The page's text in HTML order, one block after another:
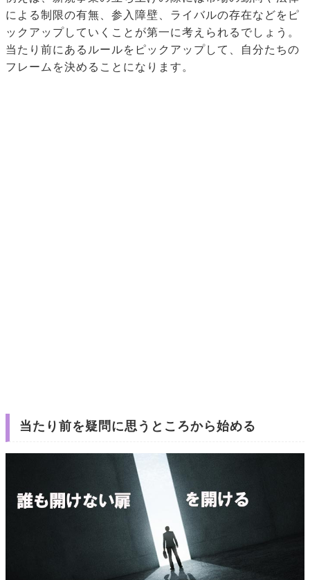
による制限の有無、参入障壁、ライバルの存在などをピ
ックアップしていくことが第一に考えられるでしょう。
当たり前にあるルールをピックアップして、自分たちの
フレームを決めることになります。
当たり前を疑問に思うところから始める